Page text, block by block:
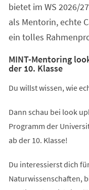
bietet im WS 2026/
als Mentorin, echte
ein tolles
MINT-Mentoring
der 10. Klasse
Du willst wissen, wie
Dann schau bei look
Programm der
ab der 10. Klasse!
Du interessierst dich
Naturwissenschaften,